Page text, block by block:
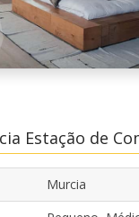
Estação de
Murcia